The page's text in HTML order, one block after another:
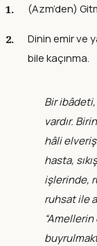
(Azm’den)
Dinin emir ve
bile kaçınma.
Bir
vardır.
hâli
hasta,
işlerinde,
ruhsat ile